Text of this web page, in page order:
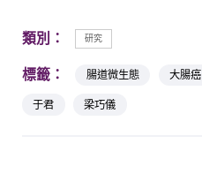
類別： 研究
標籤： 腸道微生態 大腸癌
于君
梁巧儀